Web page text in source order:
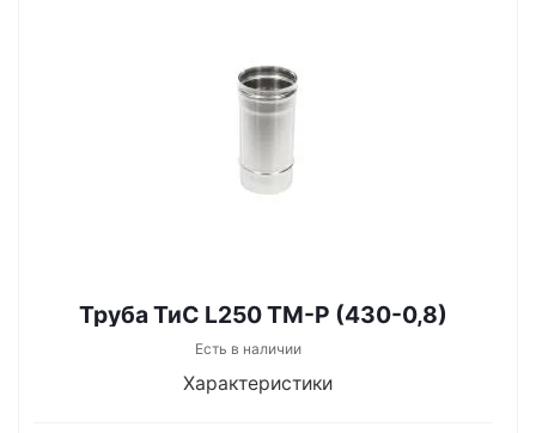
Труба ТиС L250 ТМ-Р (430-0,8)
Есть в наличии
Характеристики